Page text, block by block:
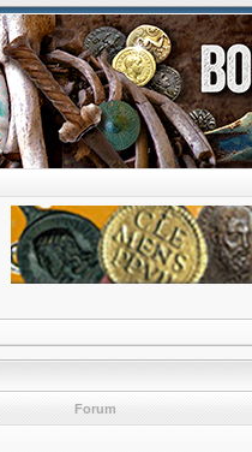
Forum